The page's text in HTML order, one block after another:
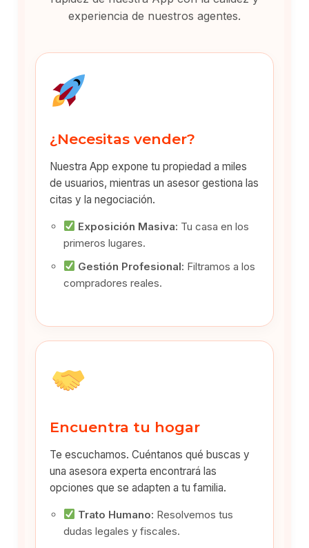
experiencia de nuestros agentes.
¿Necesitas vender?
Nuestra App expone tu propiedad a miles
de usuarios, mientras un asesor gestiona las
citas y la negociación.
Exposición Masiva: Tu casa en los
primeros lugares.
Gestión Profesional: Filtramos a los
compradores reales.
Encuentra tu hogar
Te escuchamos. Cuéntanos qué buscas y
una asesora experta encontrará las
opciones que se adapten a tu familia.
Trato Humano: Resolvemos tus
dudas legales y fiscales.